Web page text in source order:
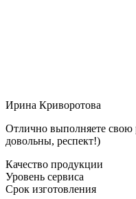
Ирина Криворотова
Отлично выполняете свою
довольны, респект!)
Качество продукции
Уровень сервиса
Срок изготовления